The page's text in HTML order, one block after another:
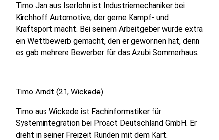
Timo Jan aus Iserlohn ist Industriemechaniker bei
Kirchhoff Automotive, der gerne Kampf- und
Kraftsport macht. Bei seinem Arbeitgeber wurde extra
ein Wettbewerb gemacht, den er gewonnen hat, denn
es gab mehrere Bewerber für das Azubi Sommerhaus.
Timo Arndt (21, Wickede)
Timo aus Wickede ist Fachinformatiker für
Systemintegration bei Proact Deutschland GmbH. Er
dreht in seiner Freizeit Runden mit dem Kart.